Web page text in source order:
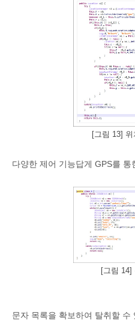
[그림 13]
다양한 제어 기능답게 GPS를 통
[그림 14]
문자 목록을 확보하여 탈취할 수